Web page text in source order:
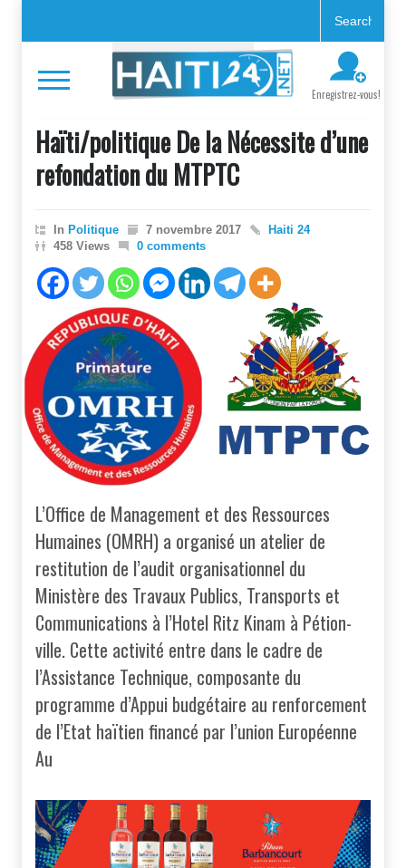
Enregistrez-vous!
Haïti/politique De la Nécessite d’une
refondation du MTPTC
In Politique 7 novembre 2017
Haiti 24
458 Views
0 comments
L’Office de Management et des Ressources
Humaines (OMRH) a organisé un atelier de
restitution de l’audit organisationnel du
Ministère des Travaux Publics, Transports et
Communications à l’Hotel Ritz Kinam à Pétion-
ville. Cette activité entre dans le cadre de
l’Assistance Technique, composante du
programme d’Appui budgétaire au renforcement
de l’Etat haïtien financé par l’union Européenne
Au